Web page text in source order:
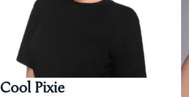
Cool Pixie